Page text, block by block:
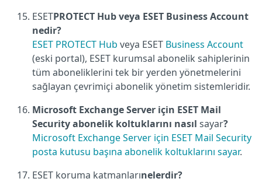
ESETPROTECT Hub veya ESET Business Account
nedir?
ESET PROTECT Hub veya ESET Business Account
(eski portal), ESET kurumsal abonelik sahiplerinin
tüm aboneliklerini tek bir yerden yönetmelerini
sağlayan çevrimiçi abonelik yönetim sistemleridir.
Microsoft Exchange Server için ESET Mail
Security abonelik koltuklarını nasıl sayar?
Microsoft Exchange Server için ESET Mail Security
posta kutusu başına abonelik koltuklarını sayar.
ESET koruma katmanlarınelerdir?